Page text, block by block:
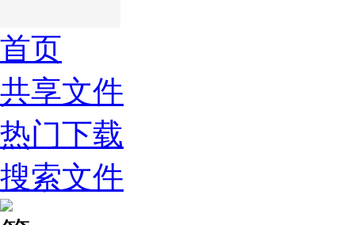
首页
共享文件
热门下载
搜索文件